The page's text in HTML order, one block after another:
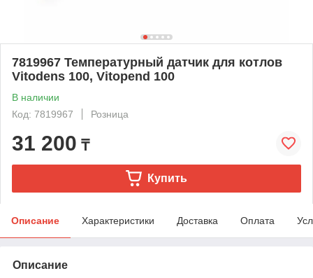
7819967 Температурный датчик для котлов
Vitodens 100, Vitopend 100
В наличии
Код: 7819967
Розница
31 200 ₸
Купить
Описание Характеристики Доставка Оплата
Описание